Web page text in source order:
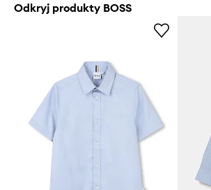
Odkryj produkty BOSS